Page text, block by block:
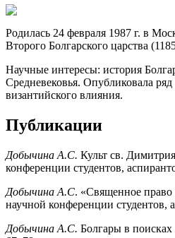
Родилась 24 февраля 1987 г. в
Второго Болгарского царства
Научные интересы: история
Средневековья. Опубликовала
византийского влияния.
Публикации
Добычина А.С. Культ св.
конференции студентов,
Добычина А.С. «Священное
научной конференции
Добычина А.С. Болгары в